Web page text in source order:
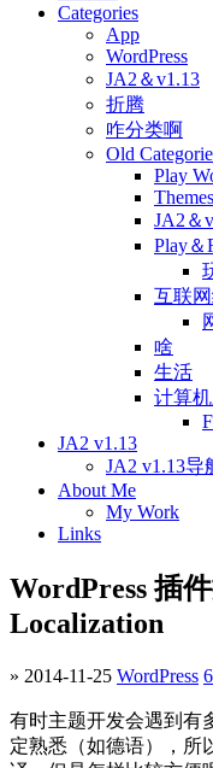
Categories
App
WordPress
JA2＆v1.13
折腾
咋分类啊
Old
Play
Themes
JA2＆
Play＆
互联
啥
生活
计算
JA2 v1.13
JA2 v1.13导
About Me
My Work
Links
WordPress 插
Localization
» 2014-11-25 WordPress
有时主题开发会遇到有
定熟悉（如德语），所